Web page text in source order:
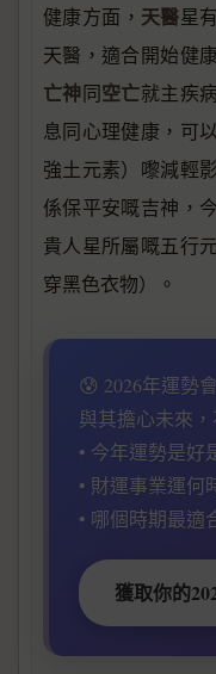
健康方面， 天醫星
天醫，適合開始健
亡神同空亡就主疾
息同心理健康，可
強土元素）嚟減輕
係保平安嘅吉神，
貴人星所屬嘅五行
穿黑色衣物）。
😰 2026年運勢
與其擔心未來，
• 今年運勢是好
• 財運事業運何
• 哪個時期最適
獲取你的